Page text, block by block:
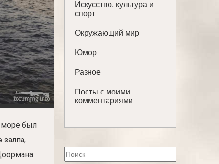
был
залпа,
Искусство, культура и
спорт
Окружающий мир
Юмор
Разное
Посты с моими
комментариями